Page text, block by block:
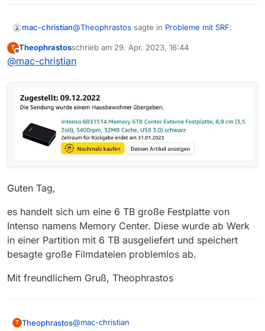
vom SRF depubliziert wurden. Wer denkt denn
an sowas? Ich jedenfalls nicht. Und da schon
mal Windows 10 auf dem Rechner ist, werde ich
mich damit auch noch anfreunden müssen.
mac-christian@Theophrastos sagte in Probleme mit SRF:
habe ich vor noch vielleicht zwei, drei
Wochen runtergeladen und problemlos
Ende der Fahnenstange.
T
Offline
Theophrastosschrieb am 29. Apr. 2023, 16:44
zuletzt editiert von
@mac-christian
Guten Tag,
es handelt sich um eine 6 TB große Festplatte von
Intenso namens Memory Center. Diese wurde ab Werk
in einer Partition mit 6 TB ausgeliefert und speichert
besagte große Filmdateien problemlos ab.
Mit freundlichem Gruß, Theophrastos
T Theophrastos@mac-christian